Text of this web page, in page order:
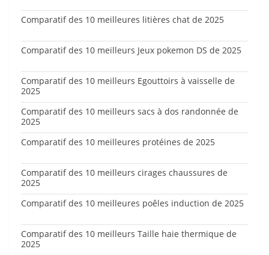
Comparatif des 10 meilleures litières chat de 2025
Comparatif des 10 meilleurs Jeux pokemon DS de 2025
Comparatif des 10 meilleurs Egouttoirs à vaisselle de
2025
Comparatif des 10 meilleurs sacs à dos randonnée de
2025
Comparatif des 10 meilleures protéines de 2025
Comparatif des 10 meilleurs cirages chaussures de
2025
Comparatif des 10 meilleures poêles induction de 2025
Comparatif des 10 meilleurs Taille haie thermique de
2025